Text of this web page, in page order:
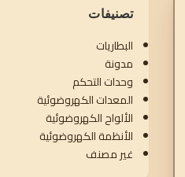
تصنيفات
البطاريات
مدونة
وحدات التحكم
المعدات الكهروضوئية
الألواح الكهروضوئية
الأنظمة الكهروضوئية
غير مصنف